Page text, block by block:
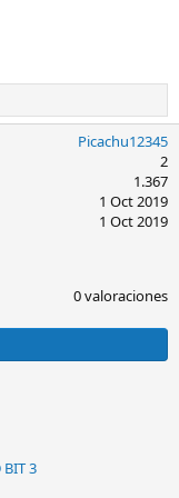
Picachu12345
2
1.367
1 Oct 2019
1 Oct 2019
0 valoraciones
BIT 3